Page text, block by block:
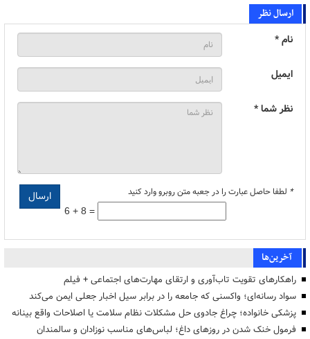
ارسال نظر
نام *
ایمیل
نظر شما *
* لطفا حاصل عبارت را در جعبه متن روبرو وارد کنید
6 + 8 =
آخرین‌ها
راهکارهای تقویت تاب‌آوری و ارتقای مهارت‌های اجتماعی + فیلم
سواد رسانه‌ای؛ واکسنی که جامعه را در برابر سیل اخبار جعلی ایمن می‌کند
پزشکی خانواده؛ چراغ جادوی حل مشکلات نظام سلامت یا اصلاحات واقع بینانه
فرمول خنک شدن در روزهای داغ؛ لباس‌های مناسب نوزادان و سالمندان